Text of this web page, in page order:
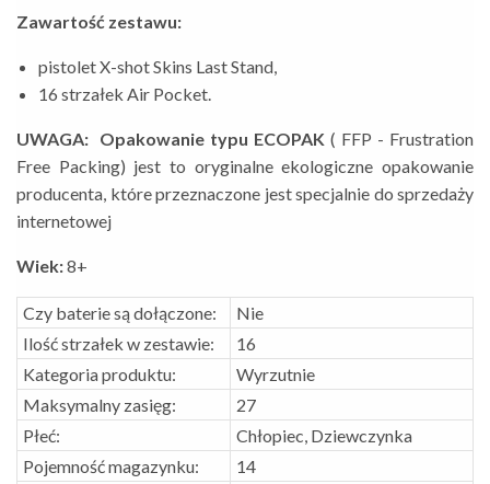
Zawartość zestawu:
pistolet X-shot Skins Last Stand,
16 strzałek Air Pocket.
UWAGA: Opakowanie typu ECOPAK ( FFP - Frustration
Free Packing) jest to oryginalne ekologiczne opakowanie
producenta, które przeznaczone jest specjalnie do sprzedaży
internetowej
Wiek:8+
Czy baterie są dołączone:
Nie
Ilość strzałek w zestawie:
16
Kategoria produktu:
Wyrzutnie
Maksymalny zasięg:
27
Płeć:
Chłopiec, Dziewczynka
Pojemność magazynku:
14